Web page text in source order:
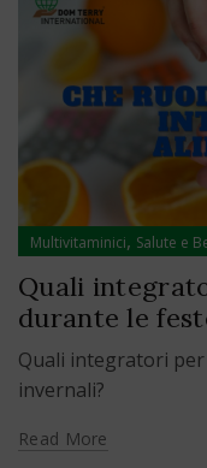
Multivitaminici, Salute e
Quali
durante le
Quali integratori
invernali?
Read More